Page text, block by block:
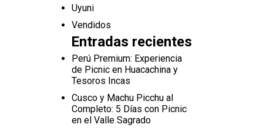
Uyuni
Vendidos
Entradas recientes
Perú Premium: Experiencia
de Picnic en Huacachina y
Tesoros Incas
Cusco y Machu Picchu al
Completo: 5 Días con Picnic
en el Valle Sagrado